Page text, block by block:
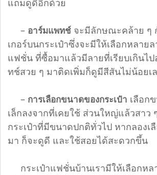
แถมดูดีอีกด้วย
– อาร์มแพทช์ จะมีลักษณะคล้าย ๆ
เกอร์บนกระเป๋าซึ่งจะมีให้เลือกหลาย
แฟชั่น ที่ซื้อมาแล้วมีลายที่เรียบเกินไป
ทช์สวย ๆ มาติดเพิ่มก็ดูมีสีสันไม่น้อยเ
– การเลือกขนาดของกระเป๋า เลือก
เล็กลงจากที่เคยใช้ ส่วนใหญ่แล้วสาว
กระเป๋าที่มีขนาดปกติทั่วไป หากลองเ
มา ก็จะดูดี และใช้สอยได้สะดวกขึ้น
กระเป๋าแฟชั่นบ้านเรามีให้เลือกหล